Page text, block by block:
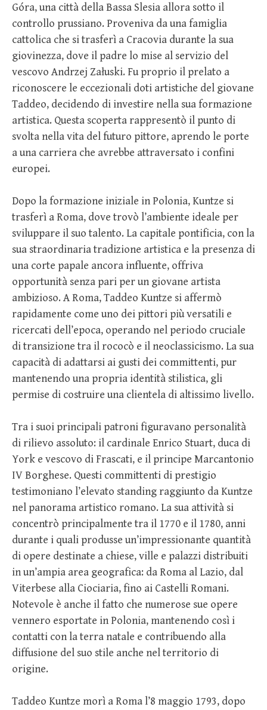
Góra, una città della Bassa Slesia allora sotto il
controllo prussiano. Proveniva da una famiglia
cattolica che si trasferì a Cracovia durante la sua
giovinezza, dove il padre lo mise al servizio del
vescovo Andrzej Załuski. Fu proprio il prelato a
riconoscere le eccezionali doti artistiche del giovane
Taddeo, decidendo di investire nella sua formazione
artistica. Questa scoperta rappresentò il punto di
svolta nella vita del futuro pittore, aprendo le porte
a una carriera che avrebbe attraversato i confini
europei.
Dopo la formazione iniziale in Polonia, Kuntze si
trasferì a Roma, dove trovò l’ambiente ideale per
sviluppare il suo talento. La capitale pontificia, con la
sua straordinaria tradizione artistica e la presenza di
una corte papale ancora influente, offriva
opportunità senza pari per un giovane artista
ambizioso. A Roma, Taddeo Kuntze si affermò
rapidamente come uno dei pittori più versatili e
ricercati dell’epoca, operando nel periodo cruciale
di transizione tra il rococò e il neoclassicismo. La sua
capacità di adattarsi ai gusti dei committenti, pur
mantenendo una propria identità stilistica, gli
permise di costruire una clientela di altissimo livello.
Tra i suoi principali patroni figuravano personalità
di rilievo assoluto: il cardinale Enrico Stuart, duca di
York e vescovo di Frascati, e il principe Marcantonio
IV Borghese. Questi committenti di prestigio
testimoniano l’elevato standing raggiunto da Kuntze
nel panorama artistico romano. La sua attività si
concentrò principalmente tra il 1770 e il 1780, anni
durante i quali produsse un’impressionante quantità
di opere destinate a chiese, ville e palazzi distribuiti
in un’ampia area geografica: da Roma al Lazio, dal
Viterbese alla Ciociaria, fino ai Castelli Romani.
Notevole è anche il fatto che numerose sue opere
vennero esportate in Polonia, mantenendo così i
contatti con la terra natale e contribuendo alla
diffusione del suo stile anche nel territorio di
origine.
Taddeo Kuntze morì a Roma l’8 maggio 1793, dopo